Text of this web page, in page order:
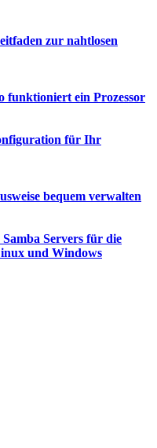
zur nahtlosen
funktioniert ein Prozessor
für Ihr
bequem verwalten
Servers für die
und Windows